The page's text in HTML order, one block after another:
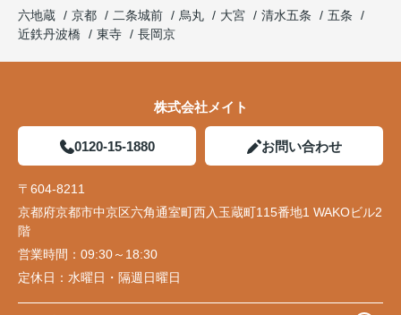
六地蔵
京都 二条城前 烏丸 大宮 清水五条
五条
近鉄丹波橋
東寺 長岡京
株式会社メイト
0120-15-1880 お問い合わせ
〒604-8211
京都府京都市中京区六角通室町西入玉蔵町115番地1 WAKOビル2
階
営業時間： 09:30～18:30
定休日： 水曜日・隔週日曜日